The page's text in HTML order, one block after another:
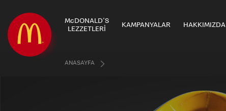
McDONALD'S
LEZZETLERİ
KAMPANYALAR HAKKIMIZDA
ANASAYFA